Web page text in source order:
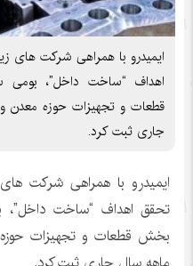
ایمیدرو با همراهی شرکت های
جاری ثبت کرد.
ایمیدرو با همراهی شرکت